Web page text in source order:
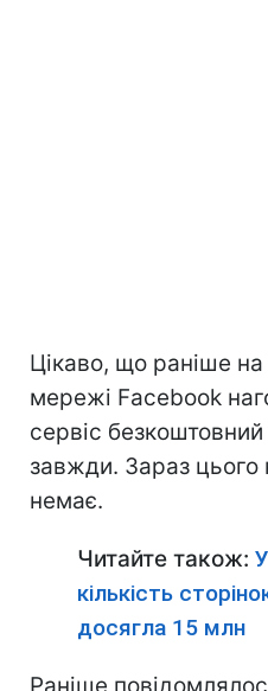
Цікаво, що раніше на
мережі Facebook
сервіс безкоштовний
завжди. Зараз
немає.
Читайте також:
кількість
досягла 15 млн